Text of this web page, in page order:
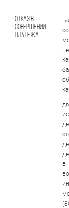
Отказ в
совершении
платежа
в